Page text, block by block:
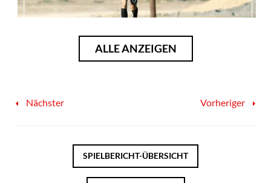
ALLE ANZEIGEN
Nächster Vorheriger
SPIELBERICHT-ÜBERSICHT